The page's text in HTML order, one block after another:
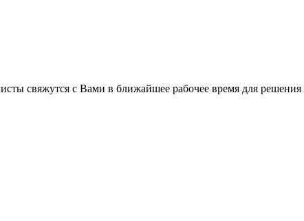
свяжутся с Вами в ближайшее рабочее время для